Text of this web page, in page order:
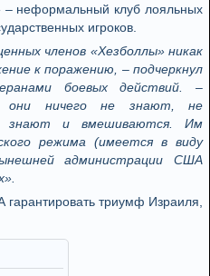
– неформальный клуб лояльных
игроков.
членов «Хезболлы» никак
к поражению, – подчеркнул
боевых действий. –
они ничего не знают, не
знают и вмешиваются. Им
режима (имеется в виду
администрации США
триумф Израиля,